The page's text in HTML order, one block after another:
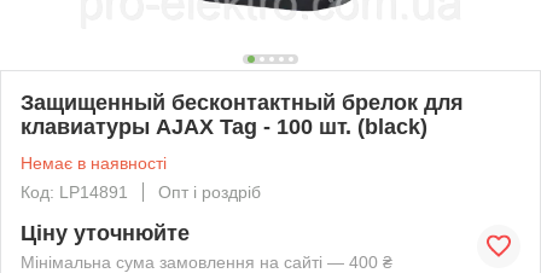
Защищенный бесконтактный брелок для
клавиатуры AJAX Tag - 100 шт. (black)
Немає в наявності
Код: LP14891
Опт і роздріб
Ціну уточнюйте
Мінімальна сума замовлення на сайті — 400 ₴